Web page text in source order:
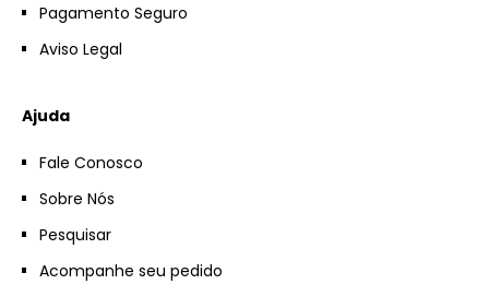
Pagamento Seguro
Aviso Legal
Ajuda
Fale Conosco
Sobre Nós
Pesquisar
Acompanhe seu pedido